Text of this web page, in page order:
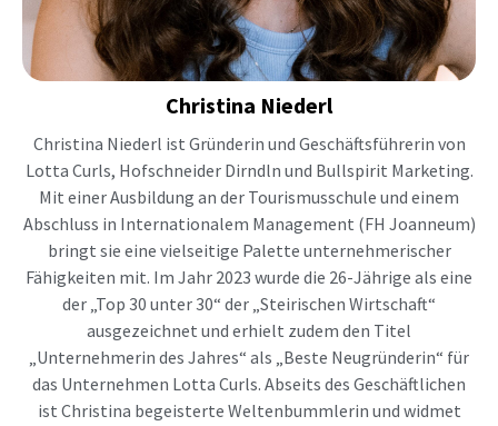
Christina Niederl
Christina Niederl ist Gründerin und Geschäftsführerin von
Lotta Curls, Hofschneider Dirndln und Bullspirit Marketing.
Mit einer Ausbildung an der Tourismusschule und einem
Abschluss in Internationalem Management (FH Joanneum)
bringt sie eine vielseitige Palette unternehmerischer
Fähigkeiten mit. Im Jahr 2023 wurde die 26-Jährige als eine
der „Top 30 unter 30“ der „Steirischen Wirtschaft“
ausgezeichnet und erhielt zudem den Titel
„Unternehmerin des Jahres“ als „Beste Neugründerin“ für
das Unternehmen Lotta Curls. Abseits des Geschäftlichen
ist Christina begeisterte Weltenbummlerin und widmet